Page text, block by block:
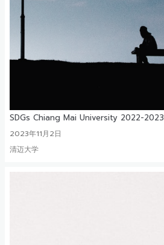
SDGs Chiang Mai University 2022-2023
2023年11月2日
清迈大学